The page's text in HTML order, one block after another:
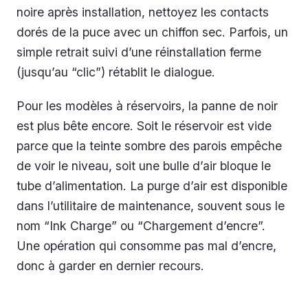
noire après installation, nettoyez les contacts
dorés de la puce avec un chiffon sec. Parfois, un
simple retrait suivi d’une réinstallation ferme
(jusqu’au “clic”) rétablit le dialogue.
Pour les modèles à réservoirs, la panne de noir
est plus bête encore. Soit le réservoir est vide
parce que la teinte sombre des parois empêche
de voir le niveau, soit une bulle d’air bloque le
tube d’alimentation. La purge d’air est disponible
dans l’utilitaire de maintenance, souvent sous le
nom “Ink Charge” ou “Chargement d’encre”.
Une opération qui consomme pas mal d’encre,
donc à garder en dernier recours.